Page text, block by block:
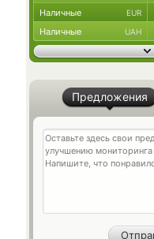
Наличные EUR
Наличные UAH
Предложения